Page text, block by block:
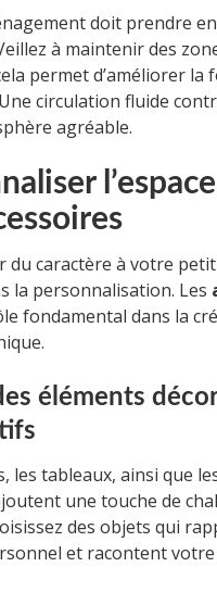
doit prendre
à maintenir des
permet d’améliorer la
Une circulation fluide
agréable.
du caractère à votre petit
la personnalisation. Les
fondamental dans la
éléments
les tableaux, ainsi que
une touche de
des objets qui
et racontent